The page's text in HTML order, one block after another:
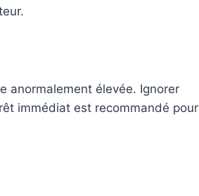
anormalement élevée. Ignorer
immédiat est recommandé pour